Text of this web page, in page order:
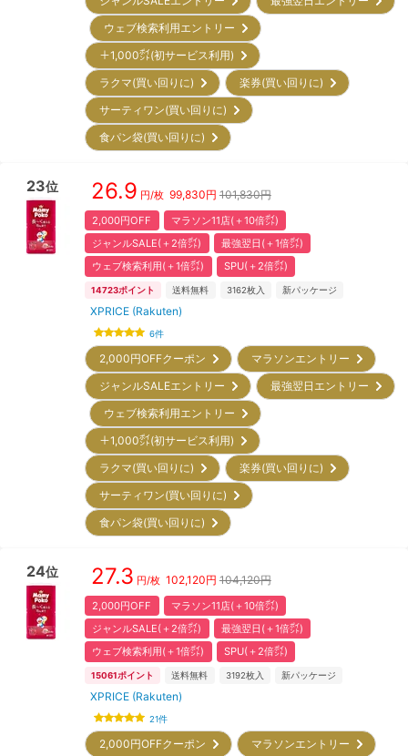
ウェブ検索利用エントリー
＋1,000㌽(初サービス利用)
ラクマ(買い回りに)
楽券(買い回りに)
サーティワン(買い回りに)
食パン袋(買い回りに)
23位 26.9 円/枚 99,830円 101,830円
2,000円OFF
マラソン11店(＋10倍㌽)
ジャンルSALE(＋2倍㌽)
最強翌日(＋1倍㌽)
ウェブ検索利用(＋1倍㌽)
SPU(＋2倍㌽)
14723ポイント 送料無料 3162枚入 新パッケージ
XPRICE (Rakuten)
6件
2,000円OFFクーポン
マラソンエントリー
ジャンルSALEエントリー
最強翌日エントリー
ウェブ検索利用エントリー
＋1,000㌽(初サービス利用)
ラクマ(買い回りに)
楽券(買い回りに)
サーティワン(買い回りに)
食パン袋(買い回りに)
24位 27.3 円/枚 102,120円 104,120円
2,000円OFF
マラソン11店(＋10倍㌽)
ジャンルSALE(＋2倍㌽)
最強翌日(＋1倍㌽)
ウェブ検索利用(＋1倍㌽)
SPU(＋2倍㌽)
15061ポイント 送料無料 3192枚入 新パッケージ
XPRICE (Rakuten)
21件
2,000円OFFクーポン
マラソンエントリー